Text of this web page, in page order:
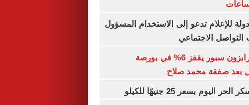
للإعلام تدعو إلى الاستخدام المسؤول
الاجتماعي
سهم طرابزون سبور يقفز 6% في بورصة
بعد صفقة محمد صلاح
اليوم بسعر 25 جنيهًا للكيلو